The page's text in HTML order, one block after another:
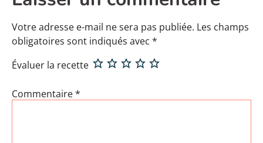
Votre adresse e-mail ne sera pas publiée. Les champs
obligatoires sont indiqués avec *
Évaluer la recette
Commentaire*